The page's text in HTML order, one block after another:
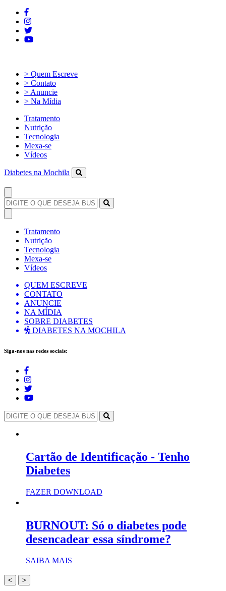
> Quem Escreve
> Contato
> Anuncie
> Na Mídia
Tratamento
Nutrição
Tecnologia
Mexa-se
Vídeos
Diabetes na Mochila
Tratamento
Nutrição
Tecnologia
Mexa-se
Vídeos
QUEM ESCREVE
CONTATO
ANUNCIE
NA MÍDIA
SOBRE DIABETES
DIABETES NA MOCHILA
Siga-nos nas redes sociais:
Cartão de Identificação - Tenho
Diabetes
FAZER DOWNLOAD
BURNOUT: Só o diabetes pode
desencadear essa síndrome?
SAIBA MAIS
< >